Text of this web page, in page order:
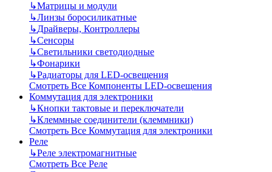
↳Матрицы и модули
↳Линзы боросиликатные
↳Драйверы, Контроллеры
↳Сенсоры
↳Светильники светодиодные
↳Фонарики
↳Радиаторы для LED-освещения
Смотреть Все Компоненты LED-освещения
Коммутация для электроники
↳Кнопки тактовые и переключатели
↳Клеммные соединители (клеммники)
Смотреть Все Коммутация для электроники
Реле
↳Реле электромагнитные
Смотреть Все Реле